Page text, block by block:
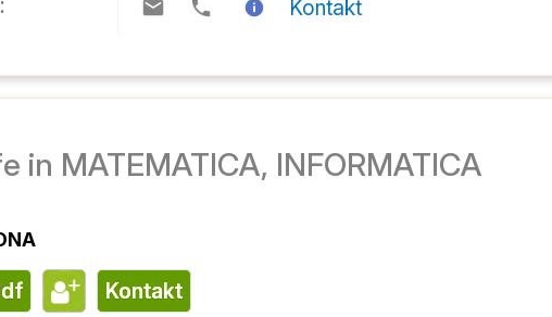
تماس
تدریس خصوصی MATEMATICA، INFORMATICA
پی دی تماس